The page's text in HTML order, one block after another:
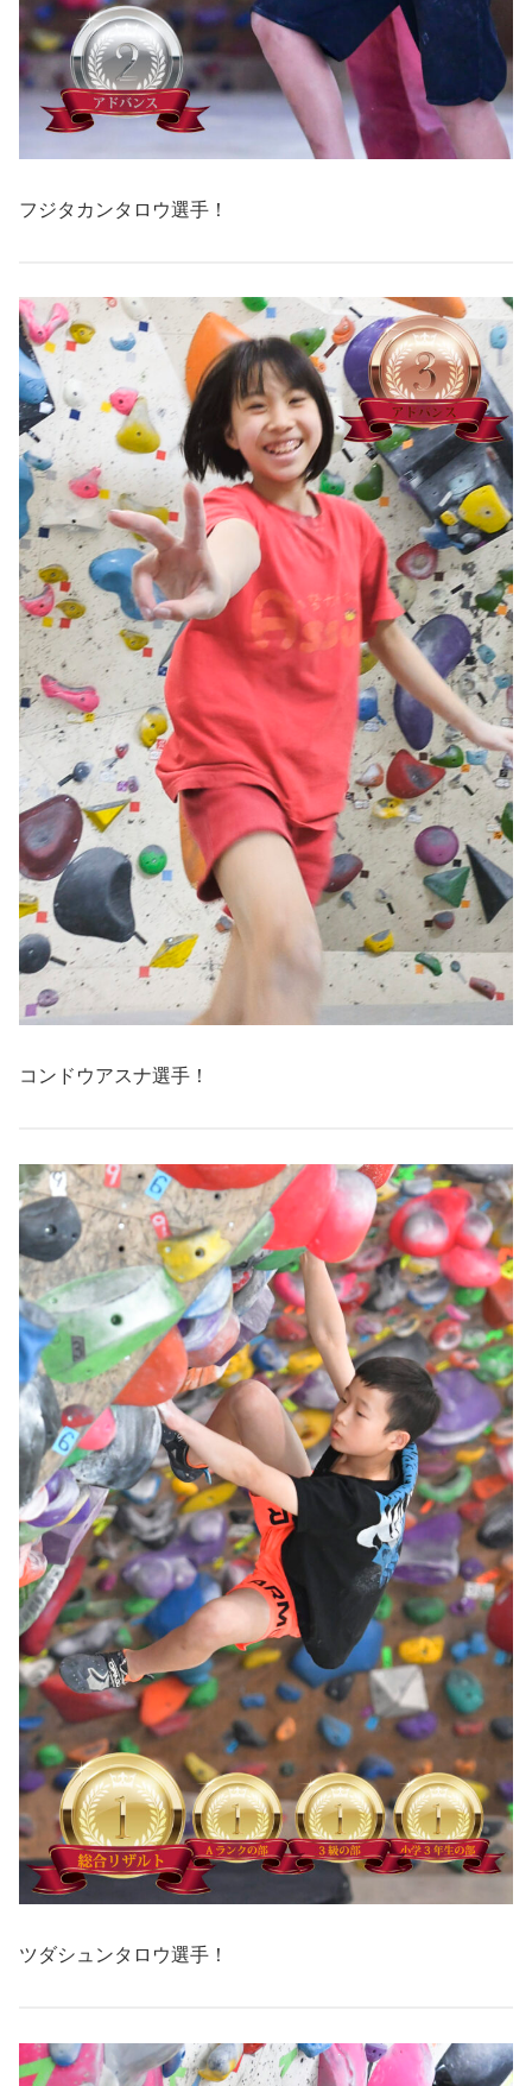
フジタカンタロウ選手！
コンドウアスナ選手！
ツダシュンタロウ選手！